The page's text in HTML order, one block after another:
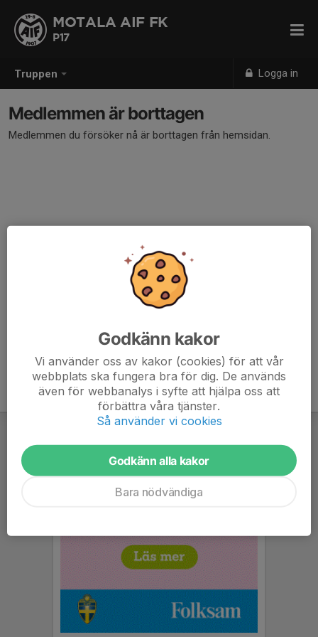
Truppen Logga in
MOTALA AIF FK
P17
Medlemmen är borttagen
Medlemmen du försöker nå är borttagen från hemsidan.
Godkänn kakor
Vi använder oss av kakor (cookies) för att vår
webbplats ska fungera bra för dig. De används
även för webbanalys i syfte att hjälpa oss att
förbättra våra tjänster.
Så använder vi cookies
Godkänn alla kakor
Bara nödvändiga